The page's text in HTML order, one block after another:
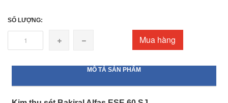
SỐ LƯỢNG:
Mua hàng
MÔ TẢ SẢN PHẨM